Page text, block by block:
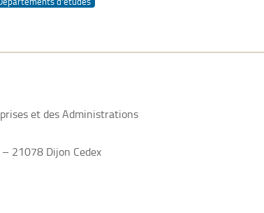
et des Administrations
21078 Dijon Cedex